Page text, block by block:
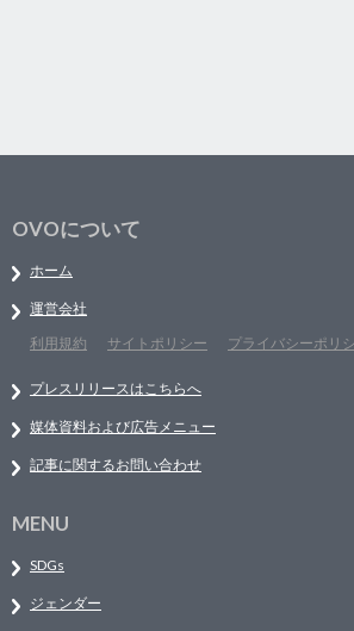
OVOについて
ホーム
運営会社
利用規約
サイトポリシー プライバシーポリ
プレスリリースはこちらへ
媒体資料および広告メニュー
記事に関するお問い合わせ
MENU
SDGs
ジェンダー